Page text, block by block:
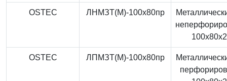
OSTEC ЛНМЗТ(М)-100x80пр
OSTEC ЛПМЗТ(М)-100x80пр